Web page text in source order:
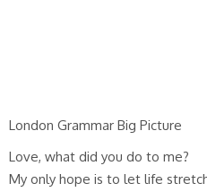
London Grammar Big Picture
Love, what did you do to me?
My only hope is to let life